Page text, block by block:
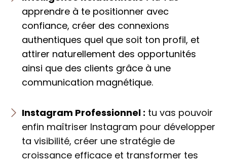
apprendre à te positionner avec
confiance, créer des connexions
authentiques quel que soit ton profil, et
attirer naturellement des opportunités
ainsi que des clients grâce à une
communication magnétique.
Instagram Professionnel : tu vas pouvoir
enfin maîtriser Instagram pour développer
ta visibilité, créer une stratégie de
croissance efficace et transformer tes